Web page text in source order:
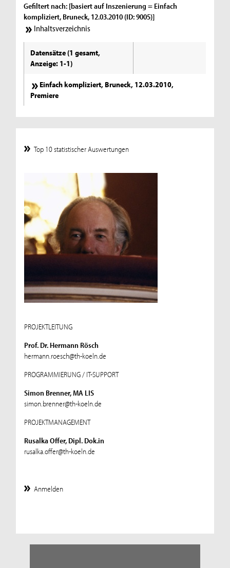
Gefiltert nach: [basiert auf Inszenierung = Einfach
kompliziert, Bruneck, 12.03.2010 (ID: 9005)]
Inhaltsverzeichnis
Datensätze (1 gesamt,
Anzeige: 1-1)
Einfach kompliziert, Bruneck, 12.03.2010,
Premiere
Top 10 statistischer Auswertungen
PROJEKTLEITUNG
Prof. Dr. Hermann Rösch
hermann.roesch@th-koeln.de
PROGRAMMIERUNG / IT-SUPPORT
Simon Brenner, MA LIS
simon.brenner@th-koeln.de
PROJEKTMANAGEMENT
Rusalka Offer, Dipl. Dok.in
rusalka.offer@th-koeln.de
Anmelden